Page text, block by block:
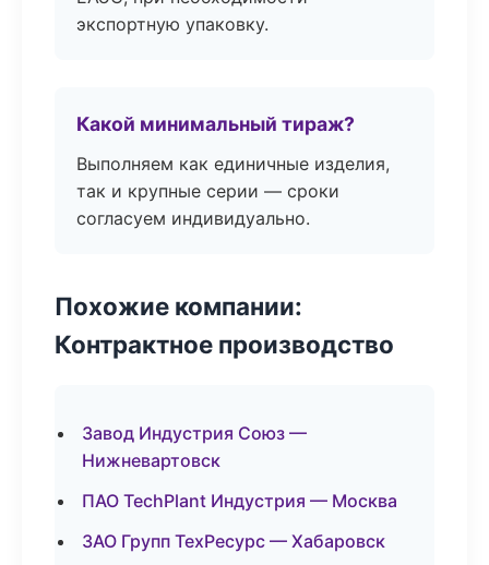
экспортную упаковку.
Какой минимальный тираж?
Выполняем как единичные изделия,
так и крупные серии — сроки
согласуем индивидуально.
Похожие компании:
Контрактное производство
Завод Индустрия Союз —
Нижневартовск
ПАО TechPlant Индустрия — Москва
ЗАО Групп ТехРесурс — Хабаровск